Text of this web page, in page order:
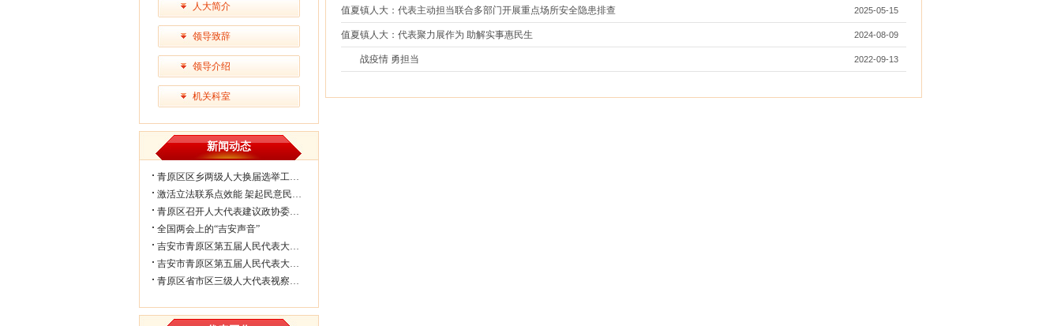
人大简介
领导致辞
领导介绍
机关科室
新闻动态
青原区区乡两级人大换届选举工作会议...
激活立法联系点效能 架起民意民生连...
青原区召开人大代表建议政协委员提案...
全国两会上的“吉安声音”
吉安市青原区第五届人民代表大会第七...
吉安市青原区第五届人民代表大会第七...
青原区省市区三级人大代表视察民生实...
2025-05-15
值夏镇人大：代表主动担当联合多部门开展重点场所安全隐患排查
2024-08-09
值夏镇人大：代表聚力展作为 助解实事惠民生
2022-09-13
战疫情 勇担当